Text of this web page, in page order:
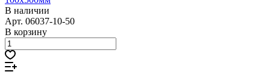
В наличии
Арт. 06037-10-50
В корзину